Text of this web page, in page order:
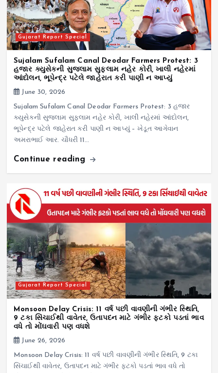
Gujarat Report Special
Sujalam Sufalam Canal Deodar Farmers Protest: 3
હજાર ક્યુસેકની સુજલામ સુફલામ નહેર કોરી, ખાલી નહેરમાં
આંદોલન, ભૂપેન્દ્ર પટેલે જાહેરાત કરી પાણી ન આપ્યું
June 30, 2026
Sujalam Sufalam Canal Deodar Farmers Protest: 3 હજાર
ક્યુસેકની સુજલામ સુફલામ નહેર કોરી, ખાલી નહેરમાં આંદોલન,
ભૂપેન્દ્ર પટેલે જાહેરાત કરી પાણી ન આપ્યું – ખેડૂત આગેવાન
અમરાભાઈ આર. ચૌધરી 11…
Continue reading
Gujarat Report Special
Monsoon Delay Crisis: 11 વર્ષ પછી વાવણીની ગંભીર સ્થિતિ,
9 ટકા સિંચાઈથી વાવેતર, ઉતાપદન માટે ગંભીર ફટકો પડતાં ભાવ
વધે તો મોંઘવારી પણ વધશે
June 26, 2026
Monsoon Delay Crisis: 11 વર્ષ પછી વાવણીની ગંભીર સ્થિતિ, 9 ટકા
સિંચાઈથી વાવેતર, ઉતાપદન માટે ગંભીર ફટકો પડતાં ભાવ વધે તો